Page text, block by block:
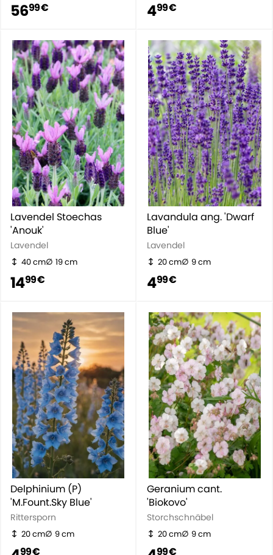
5699 € 499 €
Lavendel Stoechas
'Anouk'
Lavendel
40 cm 19 cm
1499 €
Lavandula ang. 'Dwarf
Blue'
Lavendel
20 cm 9 cm
499 €
Delphinium (P)
'M.Fount.Sky Blue'
Rittersporn
20 cm 9 cm
99 €
Geranium cant.
'Biokovo'
Storchschnäbel
20 cm 9 cm
99 €